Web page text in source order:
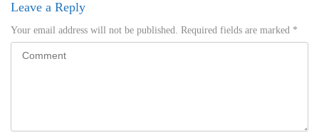
Leave a Reply
Your email address will not be published. Required fields are marked *